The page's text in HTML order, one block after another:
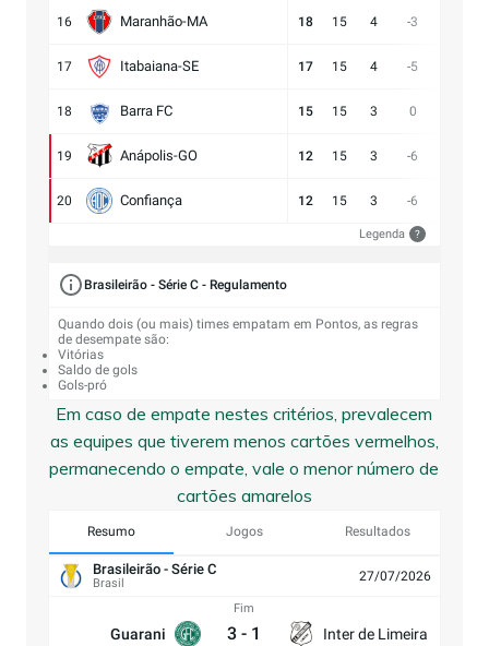
16 Maranhão-MA 18 15 4 -3
17 Itabaiana-SE 17 15 4 -5
18 Barra FC 15 15 3 0
19 Anápolis-GO 12 15 3 -6
20 Confiança 12 15 3 -6
Legenda ?
Brasileirão - Série C - Regulamento
Quando dois (ou mais) times empatam em Pontos, as regras
de desempate são:
Vitórias
Saldo de gols
Gols-pró
Em caso de empate nestes critérios, prevalecem
as equipes que tiverem menos cartões vermelhos,
permanecendo o empate, vale o menor número de
cartões amarelos
Resumo Jogos Resultados
Brasileirão - Série C
Brasil 27/07/2026
Guarani
Fim
3 - 1 Inter de Limeira